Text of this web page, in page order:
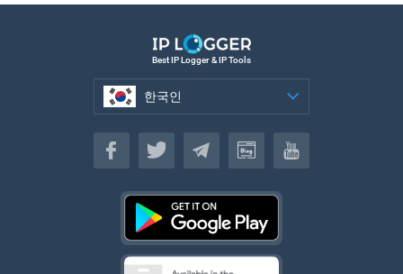
Best IP Logger & IP Tools
한국인
한국인